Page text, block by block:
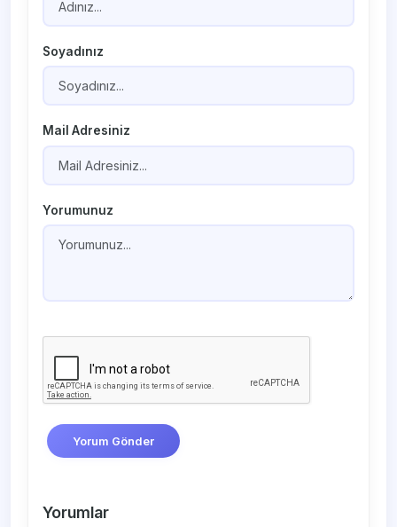
Soyadınız
Mail Adresiniz
Yorumunuz
Yorum Gönder
Yorumlar